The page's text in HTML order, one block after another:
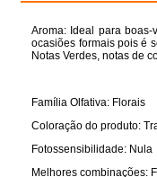
Aroma: Ideal para
ocasiões formais pois é
Notas Verdes, notas de
Família Olfativa: Florais
Coloração do produto:
Fotossensibilidade: Nula
Melhores combinações: